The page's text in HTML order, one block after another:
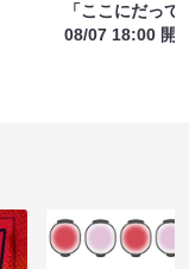
「ここにだっ
08/07 18:00 開